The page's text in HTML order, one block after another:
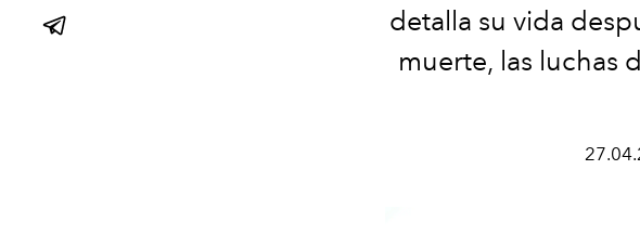
detalla su vida
muerte, las luchas